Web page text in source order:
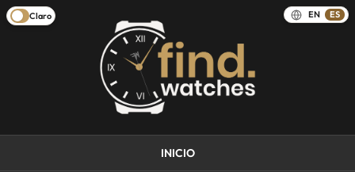
Claro EN ES
INICIO